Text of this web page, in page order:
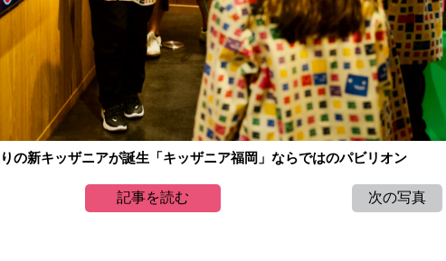
りの新キッザニアが誕生「キッザニア福岡」ならではのパビリオン
記事を読む 次の写真